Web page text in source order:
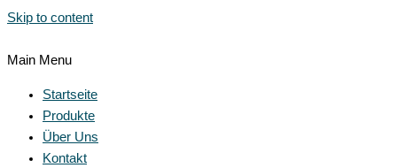
Skip to content
Main Menu
Startseite
Produkte
Über Uns
Kontakt